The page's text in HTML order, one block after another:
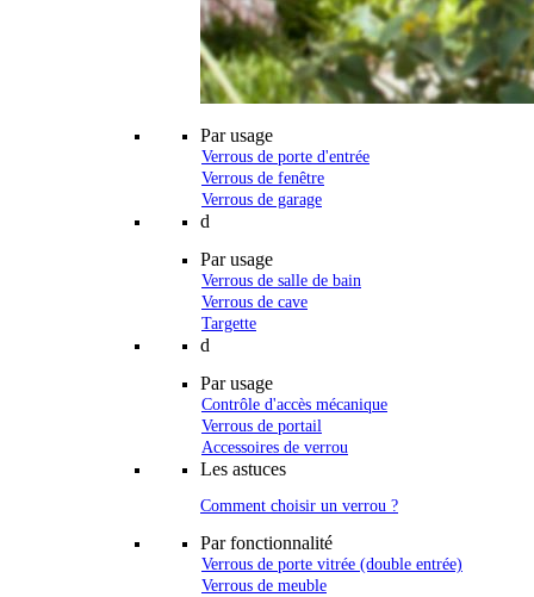
Par usage
Verrous de porte d'entrée
Verrous de fenêtre
Verrous de garage
d
Par usage
Verrous de salle de bain
Verrous de cave
Targette
d
Par usage
Contrôle d'accès mécanique
Verrous de portail
Accessoires de verrou
Les astuces
Comment choisir un verrou ?
Par fonctionnalité
Verrous de porte vitrée (double entrée)
Verrous de meuble